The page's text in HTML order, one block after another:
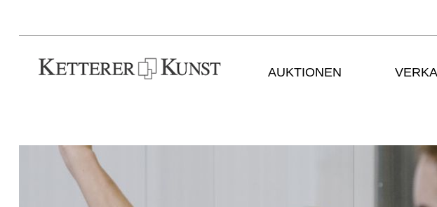
AUKTIONEN